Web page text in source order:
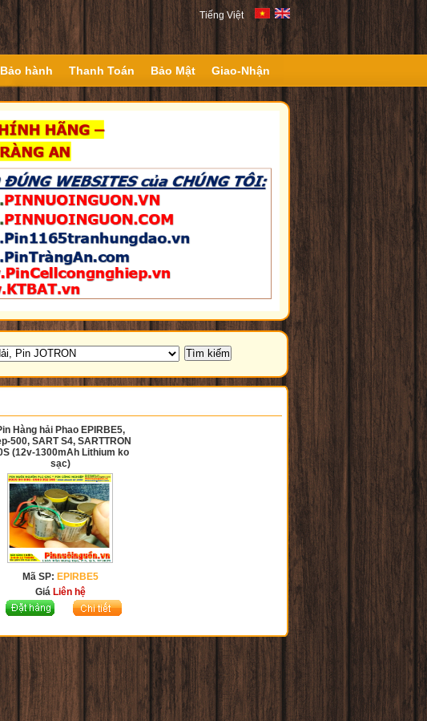
Tiếng Việt
Bảo hành Thanh Toán Bảo Mật Giao-Nhận
Hàng hải Phao EPIRBE5,
500, SART S4, SARTTRON
(12v-1300mAh Lithium ko
sạc)
Mã SP: EPIRBE5
Giá Liên hệ